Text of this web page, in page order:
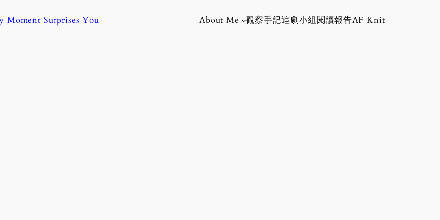
Moment Surprises You About Me 觀察手記追劇小組閱讀報告AF Knit